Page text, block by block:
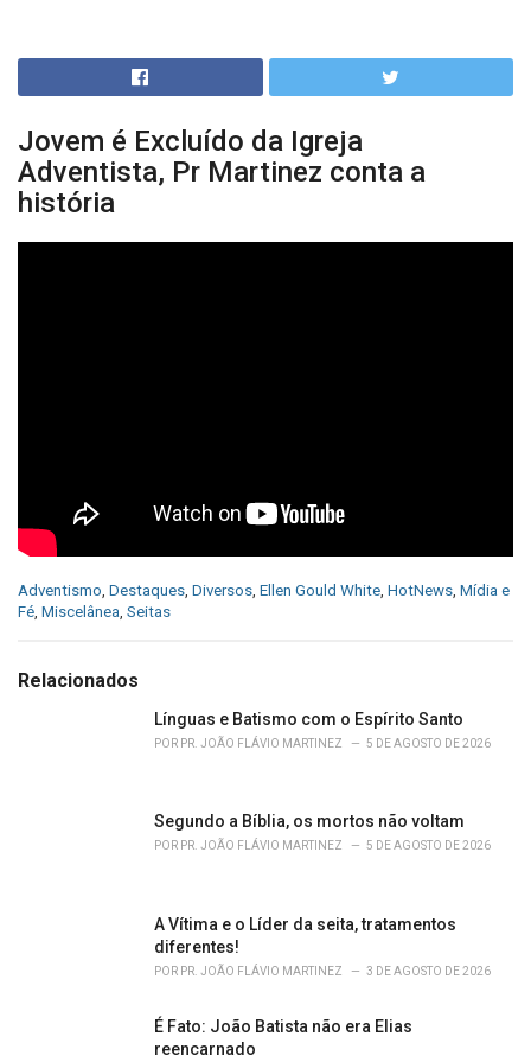
Jovem é Excluído da Igreja
Adventista, Pr Martinez conta a
história
C
a
g
Adventismo, Destaques, Diversos, Ellen Gould White, HotNews, Mídia e
Fé, Miscelânea, Seitas
Relacionados
Línguas e Batismo com o Espírito Santo
POR PR. JOÃO FLÁVIO MARTINEZ 5 DE AGOSTO DE 2026
Segundo a Bíblia, os mortos não voltam
POR PR. JOÃO FLÁVIO MARTINEZ 5 DE AGOSTO DE 2026
A Vítima e o Líder da seita, tratamentos
diferentes!
POR PR. JOÃO FLÁVIO MARTINEZ 3 DE AGOSTO DE 2026
É Fato: João Batista não era Elias
reencarnado